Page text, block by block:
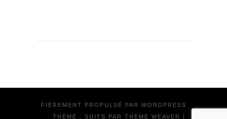
FIÈREMENT PROPULSÉ PAR WORDPRESS
·
THÈME : SUITS PAR THEME WEAVER |